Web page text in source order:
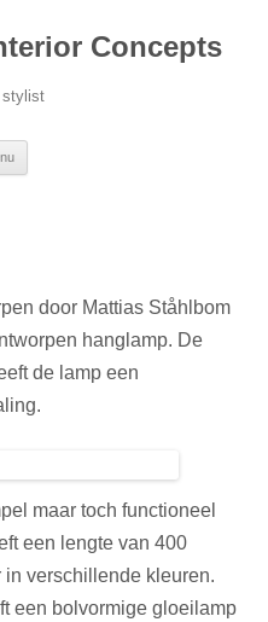
Concepts
stylist
door Mattias Ståhlbom
hanglamp. De
de lamp een
maar toch functioneel
een lengte van 400
verschillende kleuren.
een bolvormige gloeilamp